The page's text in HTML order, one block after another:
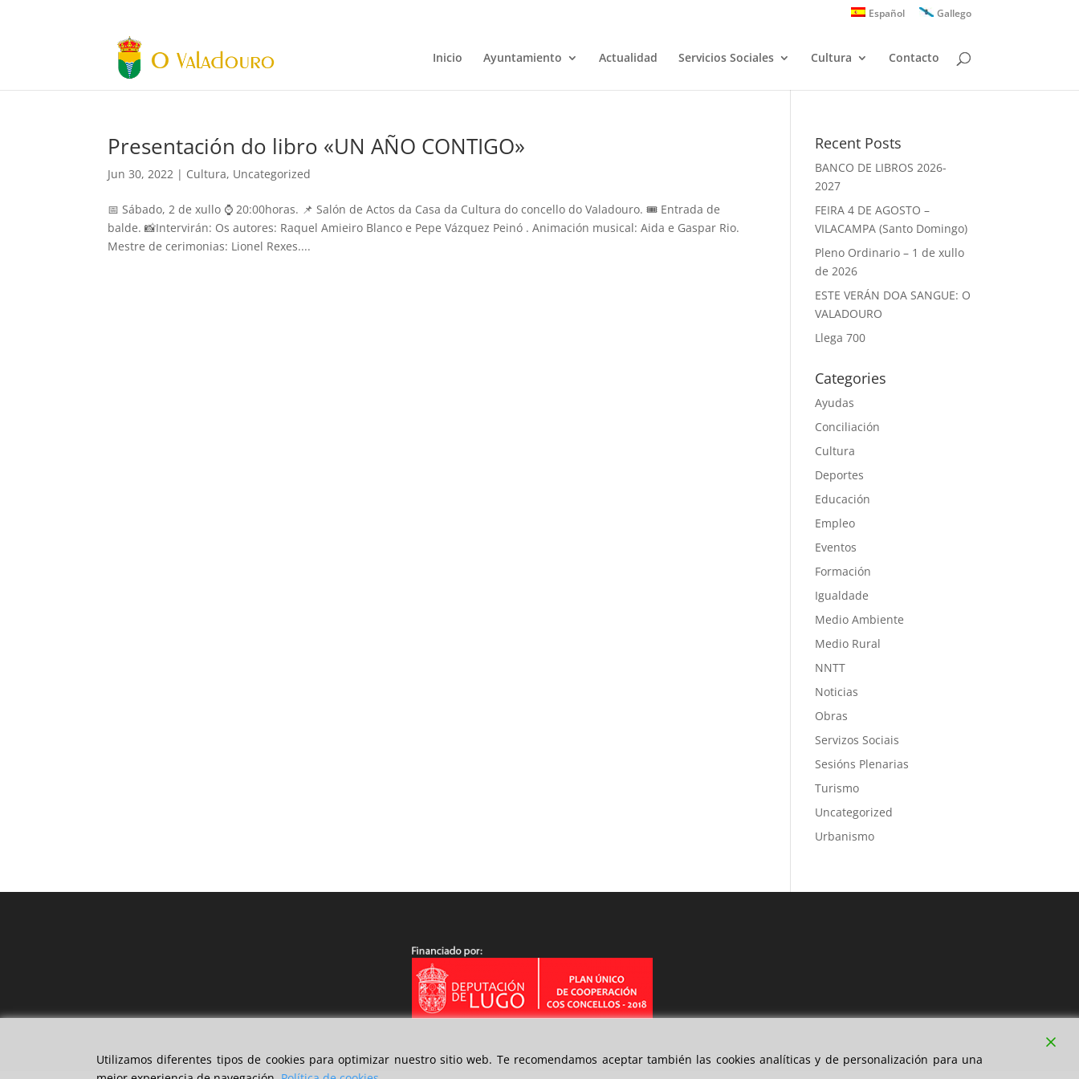
Español Gallego
Inicio Ayuntamiento Actualidad Servicios Sociales Cultura Contacto
Presentación do libro «UN AÑO CONTIGO»
Jun 30, 2022 | Cultura, Uncategorized
📅 Sábado, 2 de xullo ⌚️ 20:00horas. 📌 Salón de Actos da Casa da Cultura do concello do Valadouro. 🎟 Entrada de
balde. 📸Intervirán: Os autores: Raquel Amieiro Blanco e Pepe Vázquez Peinó . Animación musical: Aida e Gaspar Rio.
Mestre de cerimonias: Lionel Rexes....
Recent Posts
BANCO DE LIBROS 2026-
2027
FEIRA 4 DE AGOSTO –
VILACAMPA (Santo Domingo)
Pleno Ordinario – 1 de xullo
de 2026
ESTE VERÁN DOA SANGUE: O
VALADOURO
Llega 700
Categories
Ayudas
Conciliación
Cultura
Deportes
Educación
Empleo
Eventos
Formación
Igualdade
Medio Ambiente
Medio Rural
NNTT
Noticias
Obras
Servizos Sociais
Sesións Plenarias
Turismo
Uncategorized
Urbanismo
Utilizamos diferentes tipos de cookies para optimizar nuestro sitio web. Te recomendamos aceptar también las cookies analíticas y de personalización para una